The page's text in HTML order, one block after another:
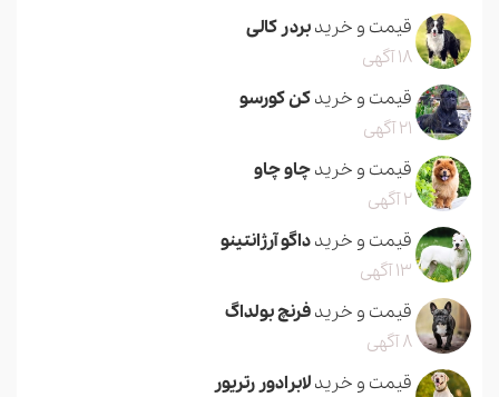
قیمت و خریدبردر کالی
18 آگهی
قیمت و خریدکن کورسو
21 آگهی
قیمت و خریدچاو چاو
2 آگهی
قیمت و خریدداگو آرژانتینو
13 آگهی
قیمت و خریدفرنچ بولداگ
8 آگهی
قیمت و خریدلابرادور رتریور